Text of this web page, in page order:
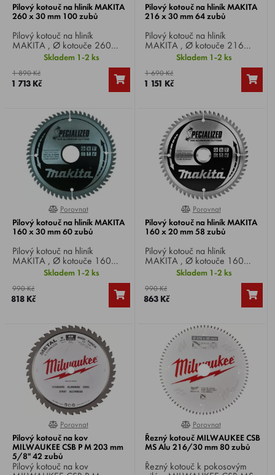
Pilový kotouč na hliník MAKITA
260 x 30 mm 100 zubů
Pilový kotouč na hliník
MAKITA , Ø kotouče 260
mm, Ø vrtání 30 mm, 100
zubů, pro okružní, pokosové a
stolní pily.
Skladem 1-2 ks
1 890 Kč
1 713 Kč
Pilový kotouč na hliník MAKITA
216 x 30 mm 64 zubů
Pilový kotouč na hliník
MAKITA , Ø kotouče 216
mm, Ø vrtání 30 mm, 64 zubů,
pro okružní, pokosové a stolní
pily.
Skladem 1-2 ks
1 690 Kč
1 151 Kč
0%
Porovnat
Pilový kotouč na hliník MAKITA
160 x 30 mm 60 zubů
Pilový kotouč na hliník
MAKITA , Ø kotouče 160
mm, Ø vrtání 30 mm, 60 zubů,
pro okružní, pokosové a stolní
pily.
Skladem 1-2 ks
990 Kč
818 Kč
0%
Porovnat
Pilový kotouč na hliník MAKITA
160 x 20 mm 58 zubů
Pilový kotouč na hliník
MAKITA , Ø kotouče 160
mm, Ø vrtání 20 mm, 58 zubů,
pro okružní, pokosové a stolní
pily.
Skladem 1-2 ks
990 Kč
863 Kč
0%
Porovnat
Pilový kotouč na kov
MILWAUKEE CSB P M 203 mm
5/8" 42 zubů
Pilový kotouč na kov
0%
Porovnat
Řezný kotouč MILWAUKEE CSB
MS Alu 216/30 mm 80 zubů
Řezný kotouč k pokosovým